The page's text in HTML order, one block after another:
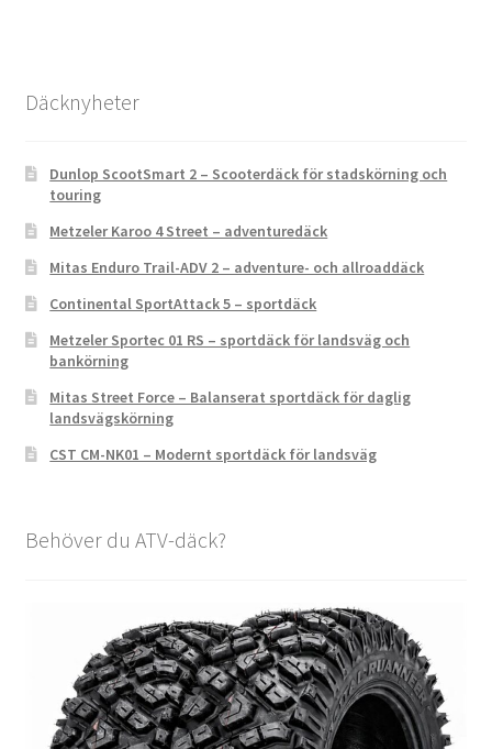
Däcknyheter
Dunlop ScootSmart 2 – Scooterdäck för stadskörning och
touring
Metzeler Karoo 4 Street – adventuredäck
Mitas Enduro Trail-ADV 2 – adventure- och allroaddäck
Continental SportAttack 5 – sportdäck
Metzeler Sportec 01 RS – sportdäck för landsväg och
bankörning
Mitas Street Force – Balanserat sportdäck för daglig
landsvägskörning
CST CM-NK01 – Modernt sportdäck för landsväg
Behöver du ATV-däck?